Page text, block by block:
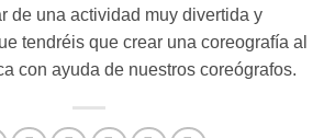
de una actividad muy divertida y
tendréis que crear una coreografía al
con ayuda de nuestros coreógrafos.